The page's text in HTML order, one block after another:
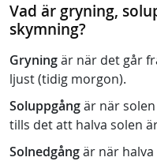
Vad är gryning,
skymning?
Gryningär när det går
ljust (tidig morgon).
Soluppgångär när
tills det att halva solen
Solnedgångär när